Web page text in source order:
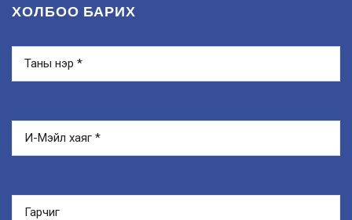
ХОЛБОО БАРИХ